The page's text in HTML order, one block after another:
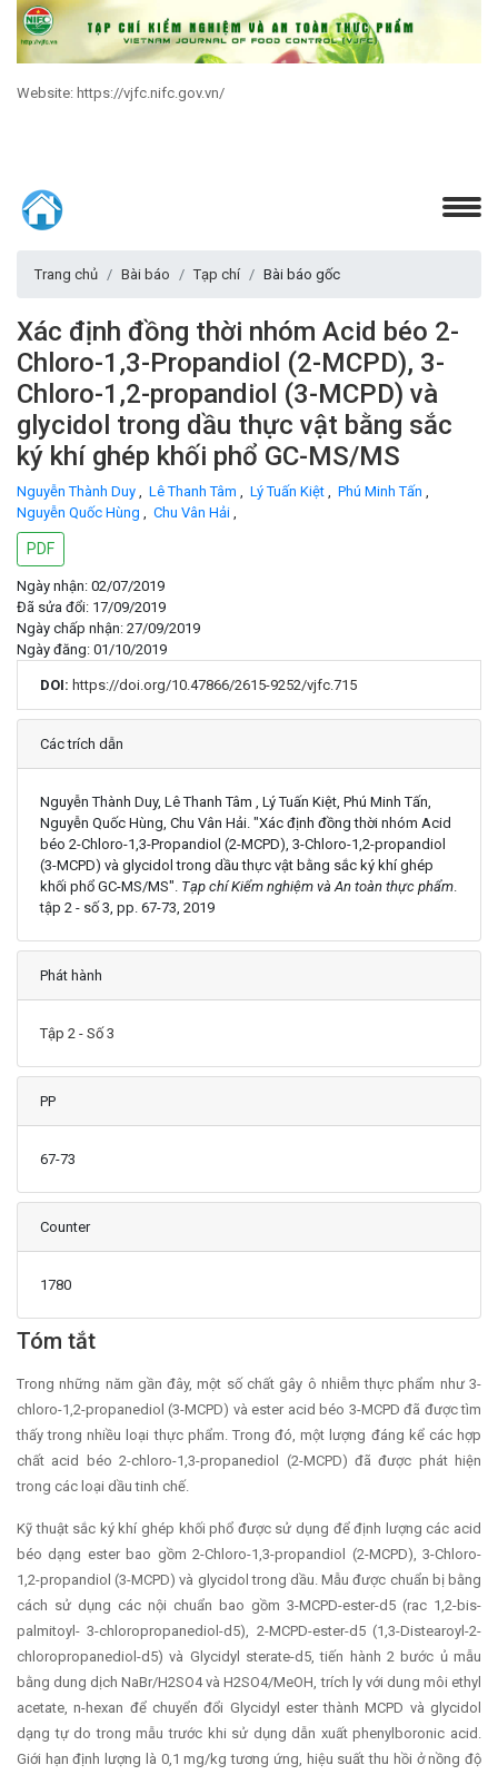
Website: https://vjfc.nifc.gov.vn/
Trang chủ Bài báo Tạp chí Bài báo gốc
Xác định đồng thời nhóm Acid béo 2-
Chloro-1,3-Propandiol (2-MCPD), 3-
Chloro-1,2-propandiol (3-MCPD) và
glycidol trong dầu thực vật bằng sắc
ký khí ghép khối phổ GC-MS/MS
Nguyễn Thành Duy , Lê Thanh Tâm , Lý Tuấn Kiệt , Phú Minh Tấn ,
Nguyễn Quốc Hùng , Chu Vân Hải ,
PDF
Ngày nhận: 02/07/2019
Đã sửa đổi: 17/09/2019
Ngày chấp nhận: 27/09/2019
Ngày đăng: 01/10/2019
DOI: https://doi.org/10.47866/2615-9252/vjfc.715
Chi tiết
Các trích dẫn
Nguyễn Thành Duy, Lê Thanh Tâm , Lý Tuấn Kiệt, Phú Minh Tấn,
Nguyễn Quốc Hùng, Chu Vân Hải. "Xác định đồng thời nhóm Acid
béo 2-Chloro-1,3-Propandiol (2-MCPD), 3-Chloro-1,2-propandiol
(3-MCPD) và glycidol trong dầu thực vật bằng sắc ký khí ghép
khối phổ GC-MS/MS". Tạp chí Kiểm nghiệm và An toàn thực phẩm.
tập 2 - số 3, pp. 67-73, 2019
Phát hành
Tập 2 - Số 3
PP
67-73
Counter
1780
Main Article Content
Tóm tắt
Trong những năm gần đây, một số chất gây ô nhiễm thực phẩm như 3-
chloro-1,2-propanediol (3-MCPD) và ester acid béo 3-MCPD đã được tìm
thấy trong nhiều loại thực phẩm. Trong đó, một lượng đáng kể các hợp
chất acid béo 2-chloro-1,3-propanediol (2-MCPD) đã được phát hiện
trong các loại dầu tinh chế.
Kỹ thuật sắc ký khí ghép khối phổ được sử dụng để định lượng các acid
béo dạng ester bao gồm 2-Chloro-1,3-propandiol (2-MCPD), 3-Chloro-
1,2-propandiol (3-MCPD) và glycidol trong dầu. Mẫu được chuẩn bị bằng
cách sử dụng các nội chuẩn bao gồm 3-MCPD-ester-d5 (rac 1,2-bis-
palmitoyl- 3-chloropropanediol-d5), 2-MCPD-ester-d5 (1,3-Distearoyl-2-
chloropropanediol-d5) và Glycidyl sterate-d5, tiến hành 2 bước ủ mẫu
bằng dung dịch NaBr/H2SO4 và H2SO4/MeOH, trích ly với dung môi ethyl
acetate, n-hexan để chuyển đổi Glycidyl ester thành MCPD và glycidol
dạng tự do trong mẫu trước khi sử dụng dẫn xuất phenylboronic acid.
Giới hạn định lượng là 0,1 mg/kg tương ứng, hiệu suất thu hồi ở nồng độ